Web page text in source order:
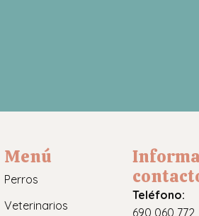
Menú
Perros
Veterinarios
Teléfono:
690 060 772